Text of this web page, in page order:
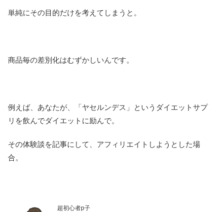
単純にその目的だけを考えてしまうと。
商品毎の差別化はむずかしいんです。
例えば、あなたが、「ヤセルンデス」というダイエットサプ
リを飲んでダイエットに励んで。
その体験談を記事にして、アフィリエイトしようとした場
合。
超初心者p子